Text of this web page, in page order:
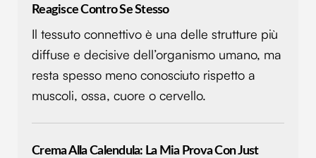
Reagisce Contro Se Stesso
Il tessuto connettivo è una delle strutture più
diffuse e decisive dell’organismo umano, ma
resta spesso meno conosciuto rispetto a
muscoli, ossa, cuore o cervello.
Crema Alla Calendula: La Mia Prova Con Just